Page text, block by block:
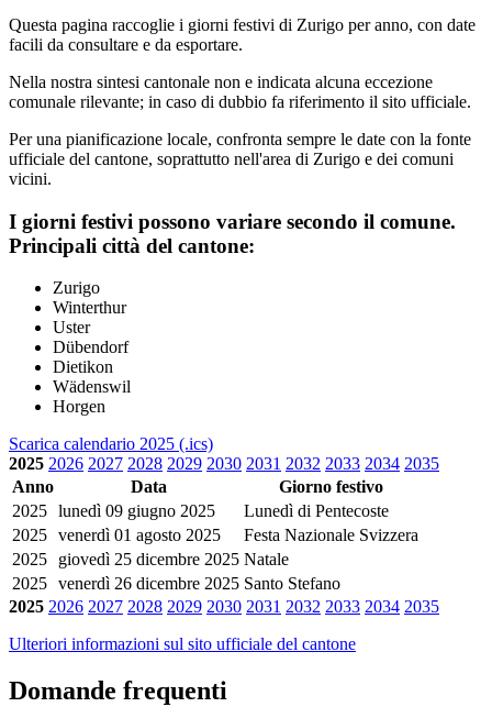
Questa pagina raccoglie i giorni festivi di Zurigo per anno, con date
facili da consultare e da esportare.
Nella nostra sintesi cantonale non e indicata alcuna eccezione
comunale rilevante; in caso di dubbio fa riferimento il sito ufficiale.
Per una pianificazione locale, confronta sempre le date con la fonte
ufficiale del cantone, soprattutto nell'area di Zurigo e dei comuni
vicini.
I giorni festivi possono variare secondo il comune.
Principali città del cantone:
Zurigo
Winterthur
Uster
Dübendorf
Dietikon
Wädenswil
Horgen
Scarica calendario 2025 (.ics)
2025 2026 2027 2028 2029 2030 2031 2032 2033 2034 2035
Anno
Data
Giorno festivo
2025 lunedì 09 giugno 2025
Lunedì di Pentecoste
2025 venerdì 01 agosto 2025
Festa Nazionale Svizzera
2025
giovedì 25 dicembre 2025 Natale
2025 venerdì 26 dicembre 2025 Santo Stefano
2025 2026 2027 2028 2029 2030 2031 2032 2033 2034 2035
Ulteriori informazioni sul sito ufficiale del cantone
Domande frequenti